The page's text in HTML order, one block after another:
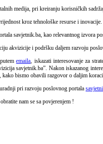
medija, pri kreiranju korisničkih
kroz tehnološke resurse i inovacije.
savjetnik.ba, kao relevantnog izvora
akvizicije i podršku daljem razvoju
emaila, iskazati interesovanje za
savjetnik.ba”. Nakon iskazanog
kako bismo obavili razgovor o daljim
pri razvoju poslovnog portala
nam se sa povjerenjem !